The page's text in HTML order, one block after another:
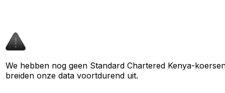
We hebben nog geen Standard Chartered Kenya-
breiden onze data voortdurend uit.